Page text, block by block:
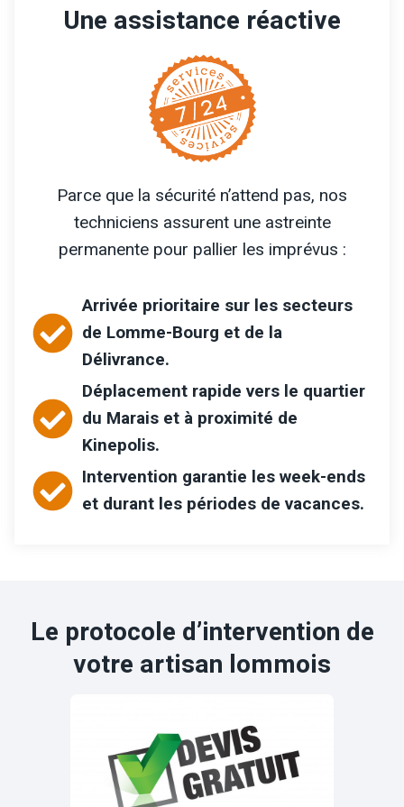
Une assistance réactive
Parce que la sécurité n’attend pas, nos
techniciens assurent une astreinte
permanente pour pallier les imprévus :
Arrivée prioritaire sur les secteurs
de Lomme-Bourg et de la
Délivrance.
Déplacement rapide vers le quartier
du Marais et à proximité de
Kinepolis.
Intervention garantie les week-ends
et durant les périodes de vacances.
Le protocole d’intervention de
votre artisan lommois